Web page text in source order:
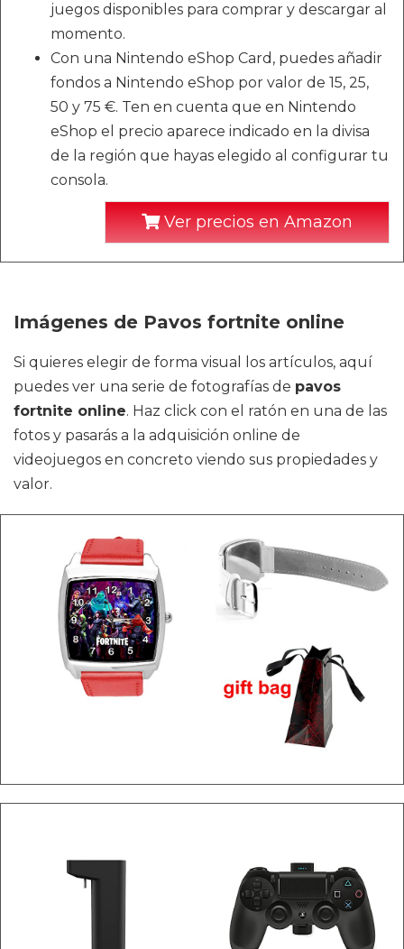
juegos disponibles para comprar y descargar al
momento.
Con una Nintendo eShop Card, puedes añadir
fondos a Nintendo eShop por valor de 15, 25,
50 y 75 €. Ten en cuenta que en Nintendo
eShop el precio aparece indicado en la divisa
de la región que hayas elegido al configurar tu
consola.
Ver precios en Amazon
Imágenes de Pavos fortnite online
Si quieres elegir de forma visual los artículos, aquí
puedes ver una serie de fotografías de pavos
fortnite online. Haz click con el ratón en una de las
fotos y pasarás a la adquisición online de
videojuegos en concreto viendo sus propiedades y
valor.